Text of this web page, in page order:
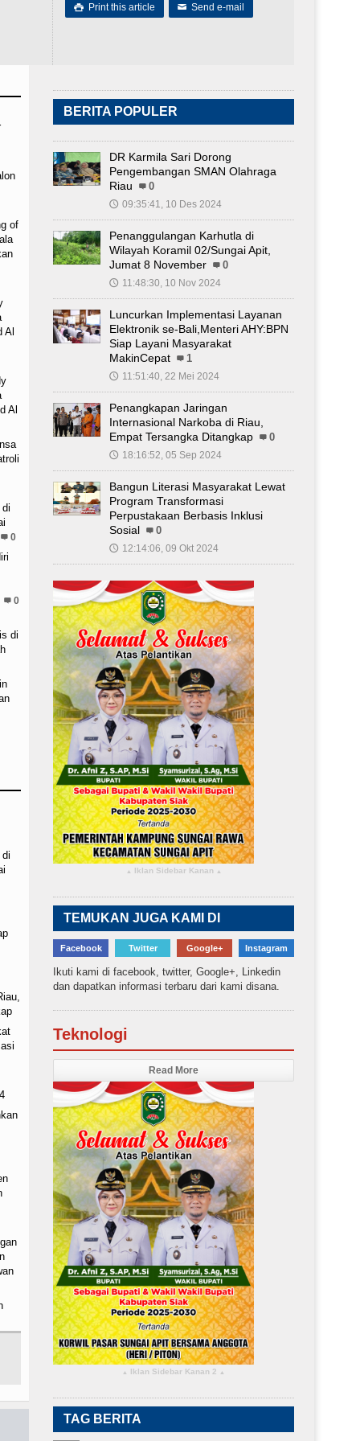
 Print this article ✉ Send e-mail
of
Al
Al
0
0
di
BERITA POPULER
DR Karmila Sari Dorong
Pengembangan SMAN Olahraga
Riau
0
🕔 09:35:41, 10 Des 2024
Penanggulangan Karhutla di
Wilayah Koramil 02/Sungai Apit,
Jumat 8 November
0
🕔 11:48:30, 10 Nov 2024
Luncurkan Implementasi Layanan
Elektronik se-Bali,Menteri AHY:BPN
Siap Layani Masyarakat
MakinCepat
1
🕔 11:51:40, 22 Mei 2024
Penangkapan Jaringan
Internasional Narkoba di Riau,
Empat Tersangka Ditangkap
0
🕔 18:16:52, 05 Sep 2024
Bangun Literasi Masyarakat Lewat
Program Transformasi
Perpustakaan Berbasis Inklusi
Sosial
0
🕔 12:14:06, 09 Okt 2024
▴ Iklan Sidebar Kanan ▴
TEMUKAN JUGA KAMI DI
Facebook Twitter Google+ Instagram
Ikuti kami di facebook, twitter, Google+, Linkedin
dan dapatkan informasi terbaru dari kami disana.
Teknologi
Read More
▴ Iklan Sidebar Kanan 2 ▴
TAG BERITA